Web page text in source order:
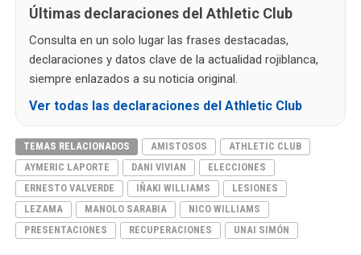
Últimas declaraciones del Athletic Club
Consulta en un solo lugar las frases destacadas,
declaraciones y datos clave de la actualidad rojiblanca,
siempre enlazados a su noticia original.
Ver todas las declaraciones del Athletic Club
TEMAS RELACIONADOS AMISTOSOS
ATHLETIC CLUB
AYMERIC LAPORTE
DANI VIVIAN
ELECCIONES
ERNESTO VALVERDE
IÑAKI WILLIAMS
LESIONES
LEZAMA
MANOLO SARABIA
NICO WILLIAMS
PRESENTACIONES
RECUPERACIONES UNAI SIMÓN